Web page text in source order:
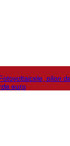
pilon
euro